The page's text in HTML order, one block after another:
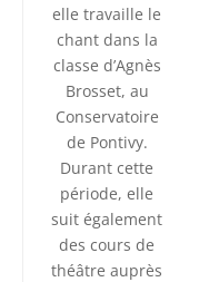
elle travaille le
chant dans la
classe d’Agnès
Brosset, au
Conservatoire
de Pontivy.
Durant cette
période, elle
suit également
des cours de
théâtre auprès